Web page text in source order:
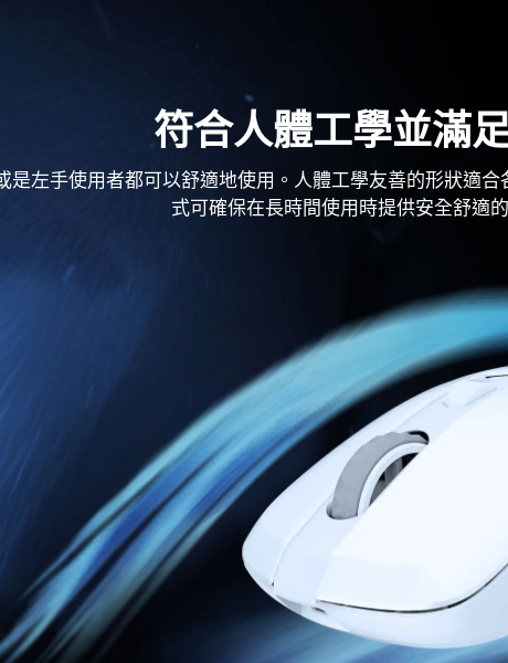
符合人體工學並滿
是左手使用者都可以舒適地使用。人體工學友善的形狀適
式可確保在長時間使用時提供安全舒適